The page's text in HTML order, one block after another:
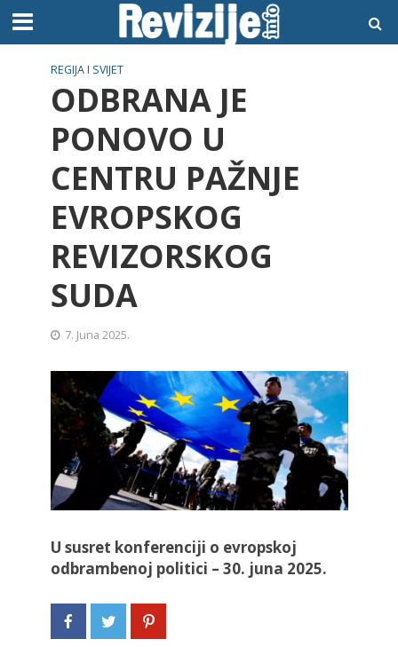
REGIJA I SVIJET
ODBRANA JE
PONOVO U
CENTRU PAŽNJE
EVROPSKOG
REVIZORSKOG
SUDA
7. Juna 2025.
U susret konferenciji o evropskoj
odbrambenoj politici – 30. juna 2025.